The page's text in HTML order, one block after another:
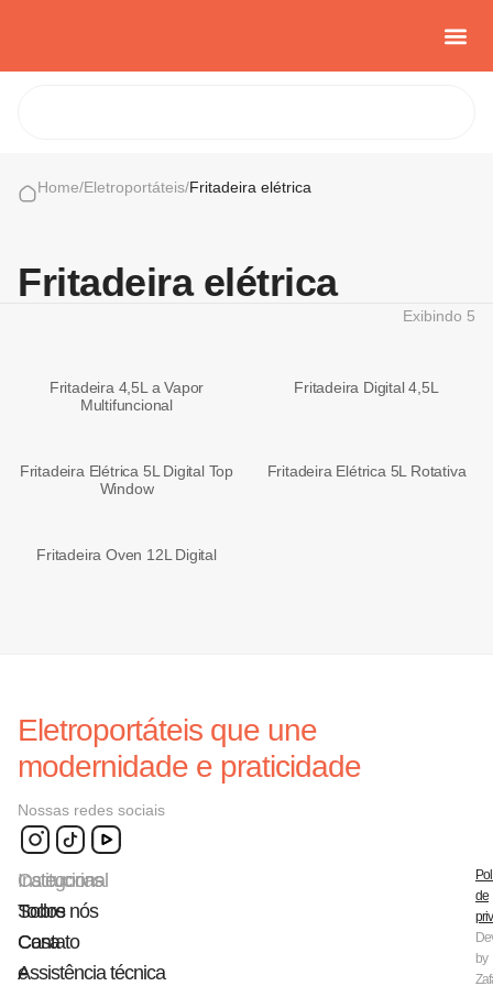
Home/Eletroportáteis/Fritadeira elétrica
Fritadeira elétrica
Exibindo 5
Fritadeira 4,5L a Vapor
Multifuncional
Fritadeira Digital 4,5L
Fritadeira Elétrica 5L Digital Top
Window
Fritadeira Elétrica 5L Rotativa
Fritadeira Oven 12L Digital
Eletroportáteis que une
modernidade e praticidade
Nossas redes sociais
Categorias
Todos
Casa
e
Institucional
Sobre nós
Contato
Assistência técnica
de
by